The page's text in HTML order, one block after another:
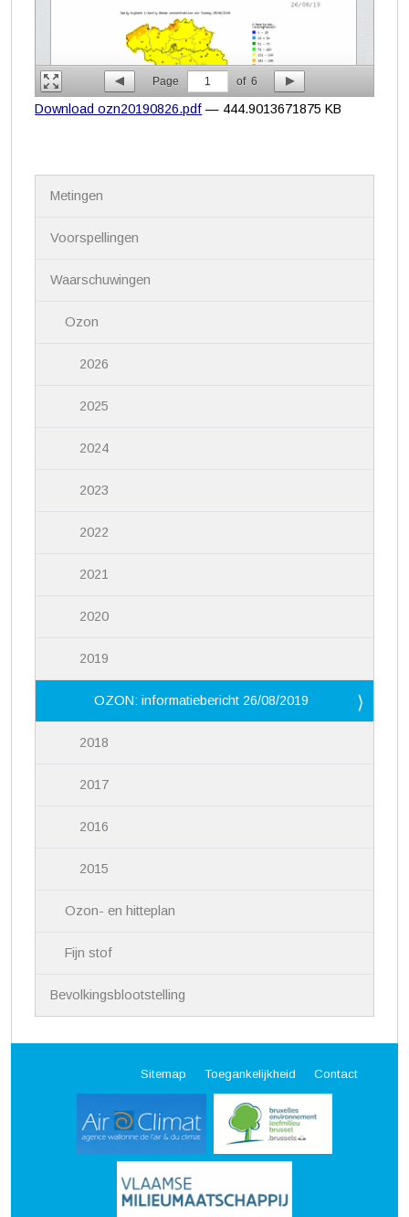
Page 1 of 6
Download ozn20190826.pdf — 444.9013671875 KB
Metingen
Voorspellingen
Waarschuwingen
Ozon
2026
2025
2024
2023
2022
2021
2020
2019
OZON: informatiebericht 26/08/2019
2018
2017
2016
2015
Ozon- en hitteplan
Fijn stof
Bevolkingsblootstelling
Sitemap Toegankelijkheid Contact